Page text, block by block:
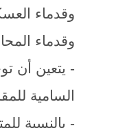
وقدماء
وقدماء
- يتعين أن
السامية
- بالنسبة